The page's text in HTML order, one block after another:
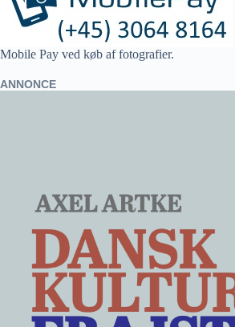
Mobile Pay ved køb af fotografier.
ANNONCE